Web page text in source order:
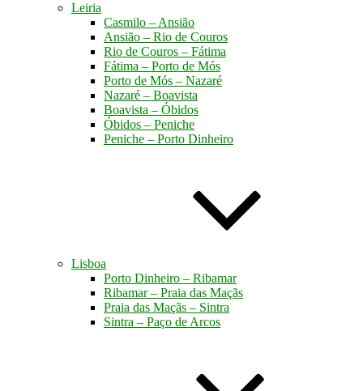
Leiria
Casmilo – Ansião
Ansião – Rio de Couros
Rio de Couros – Fátima
Fátima – Porto de Mós
Porto de Mós – Nazaré
Nazaré – Boavista
Boavista – Óbidos
Óbidos – Peniche
Peniche – Porto Dinheiro
Lisboa
Porto Dinheiro – Ribamar
Ribamar – Praia das Maçãs
Praia das Maçãs – Sintra
Sintra – Paço de Arcos